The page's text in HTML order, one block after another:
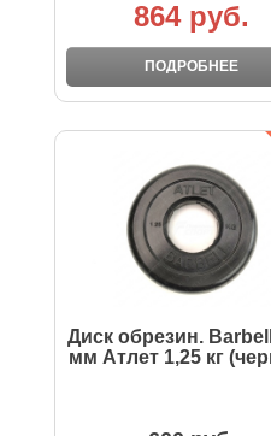
864 руб.
ПОДРОБНЕЕ
Диск обрезин.
мм Атлет 1,25 кг